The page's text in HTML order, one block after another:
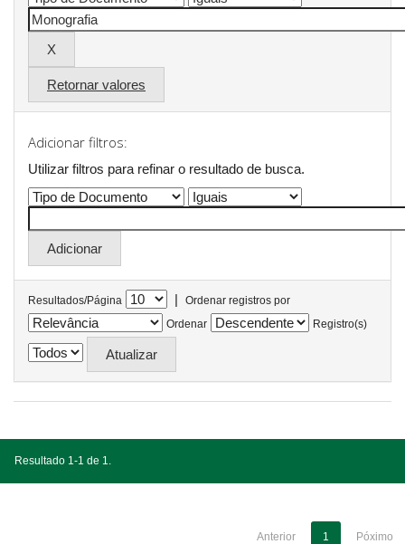
Retornar valores
Adicionar filtros:
Utilizar filtros para refinar o resultado de busca.
Resultados/Página |
Ordenar registros por
Ordenar
Registro(s)
Resultado 1-1 de 1.
Anterior 1 Póximo